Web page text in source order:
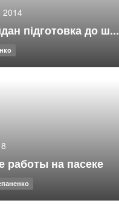
2014
підготовка до ш...
работы на пасеке